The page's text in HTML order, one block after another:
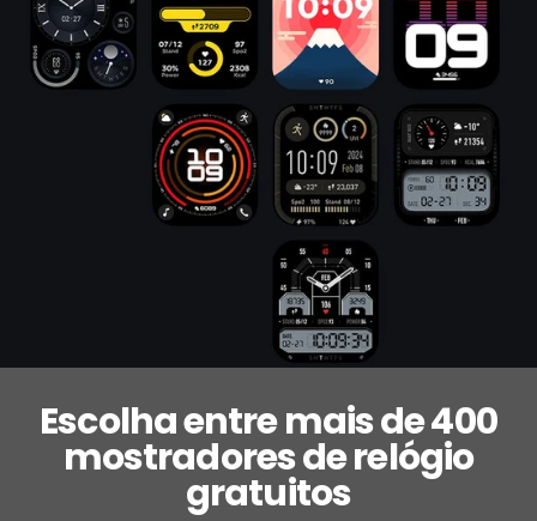
Escolha entre mais de 400
mostradores de relógio
gratuitos